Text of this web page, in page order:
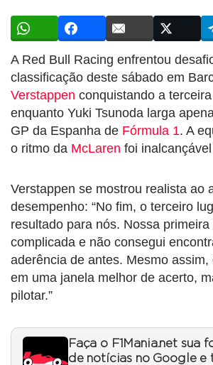
A Red Bull Racing enfrentou
classificação deste sábado em
Verstappen conquistando a
enquanto Yuki Tsunoda larga
GP da Espanha de Fórmula 1. A
o ritmo da McLaren foi
Verstappen se mostrou realista ao
desempenho: “No fim, o terceiro
resultado para nós. Nossa
complicada e não consegui
aderência de antes. Mesmo assim,
em uma janela melhor de acerto,
pilotar.”
Faça o F1Mania.net sua
de notícias no Google e